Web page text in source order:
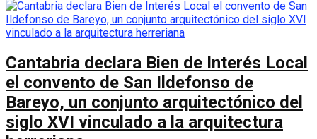
Cantabria declara Bien de Interés Local
el convento de San Ildefonso de
Bareyo, un conjunto arquitectónico del
siglo XVI vinculado a la arquitectura